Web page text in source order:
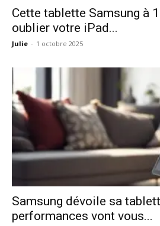
Cette tablette Samsung à
oublier votre iPad...
Julie - 1 octobre 2025
Samsung dévoile sa
performances vont vous...